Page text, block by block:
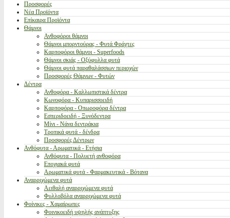
Προσφορές
Νέα Προϊόντα
Επίκαιρα Προϊόντα
Θάμνοι
Ανθοφόροι θάμνοι
Θάμνοι μπορντούρας - Φυτά Φράχτες
Καρποφόροι θάμνοι - Superfoods
Θάμνοι σκιάς - Οξύφυλλα φυτά
Θάμνοι φυτά παραθαλάσσιων περιοχών
Προσφορές Θάμνων - Φυτών
Δέντρα
Ανθοφόρα - Καλλωπιστικά δέντρα
Κωνοφόρα - Κυπαρισσοειδή
Καρποφόρα - Οπωροφόρα δέντρα
Εσπεριδοειδή - Ξυνόδεντρα
Μίνι - Νάνα δεντράκια
Τροπικά φυτά - δένδρα
Προσφορές Δέντρων
Ανθόφυτα - Αρωματικά - Ετήσια
Ανθόφυτα - Πολυετή ανθοφόρα
Εποχιακά φυτά
Αρωματικά φυτά - Φαρμακευτικά - Βότανα
Αναρριχώμενα φυτά
Αειθαλή αναρριχώμενα φυτά
Φυλλοβόλα αναρριχώμενα φυτά
Φοίνικες - Χαμαίρωπες
Φοινικοειδή υψηλής ανάπτυξης